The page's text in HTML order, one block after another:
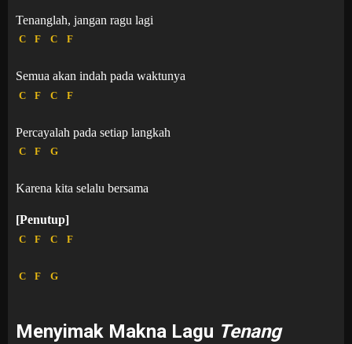
Tenanglah, jangan ragu lagi
C F C F
Semua akan indah pada waktunya
C F C F
Percayalah pada setiap langkah
C F G
Karena kita selalu bersama
[Penutup]
C F C F
C F G
Menyimak Makna Lagu Tenang